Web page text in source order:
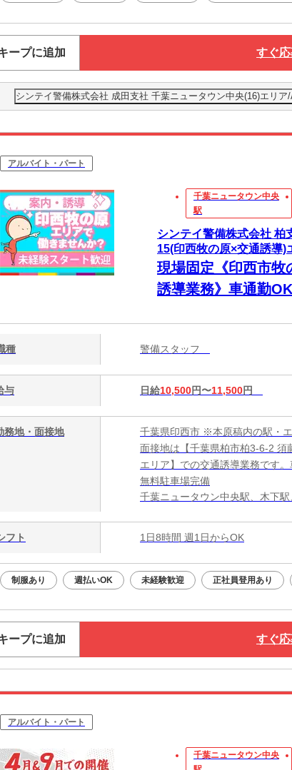
ープに追加 すぐ
シンテイ警備株式会社 成田支社 千葉ニュータウン中央(16)エリア
アルバイト・パート
千葉ニュータウン中央
駅
シンテイ警備株式会社 柏
15(印西牧の原×交通誘導)
現場固定《印西市牧
誘導業務》車通勤
割以上！
種 警備スタッフ
与 日給10,500円〜11,500円
務地・面接地
千葉県印西市 ※本原稿内の駅・
面接地は【千葉県柏市柏3-6-2 須
エリア】での交通誘導業務です
無料駐車場完備
千葉ニュータウン中央駅、木下
フト 1日8時間 週1日からOK
制服あり 週払いOK 未経験歓迎 正社員登用あり
ープに追加 すぐ
アルバイト・パート
千葉ニュータウン中央